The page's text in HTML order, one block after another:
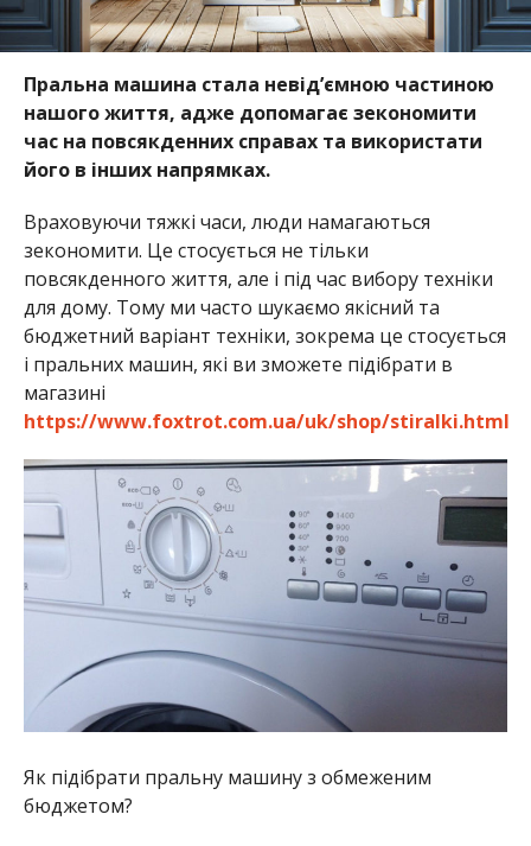
Пральна машина стала невід’ємною частиною
нашого життя, адже допомагає зекономити
час на повсякденних справах та використати
його в інших напрямках.
Враховуючи тяжкі часи, люди намагаються
зекономити. Це стосується не тільки
повсякденного життя, але і під час вибору техніки
для дому. Тому ми часто шукаємо якісний та
бюджетний варіант техніки, зокрема це стосується
і пральних машин, які ви зможете підібрати в
магазині
https://www.foxtrot.com.ua/uk/shop/stiralki.html
Як підібрати пральну машину з обмеженим
бюджетом?